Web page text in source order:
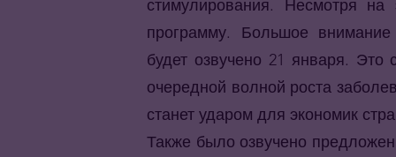
стимулирования. Несмотря
программу. Большое
будет озвучено 21 января. Это
очередной волной роста
станет ударом для экономик
Также было озвучено